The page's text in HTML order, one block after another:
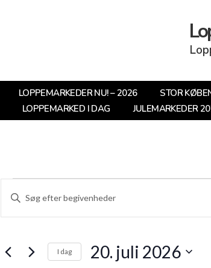
LOPPEMARKEDER NU! – 2026 STOR
LOPPEMARKED I DAG
JULEMARKEDER
Begivenheder
Søgning
og
Skriv
efter
Begivenheder
I dag 20. juli 2026